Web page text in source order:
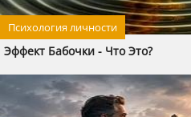
Психология личности
Эффект Бабочки - Что Это?